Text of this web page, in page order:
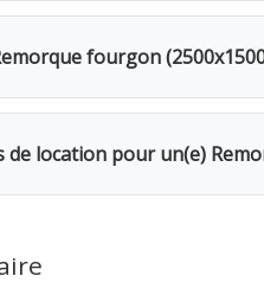
fourgon
d'une remise de
fourgon
nos 5 agences en
sur votre
location pour un(e)
et dans les délais.